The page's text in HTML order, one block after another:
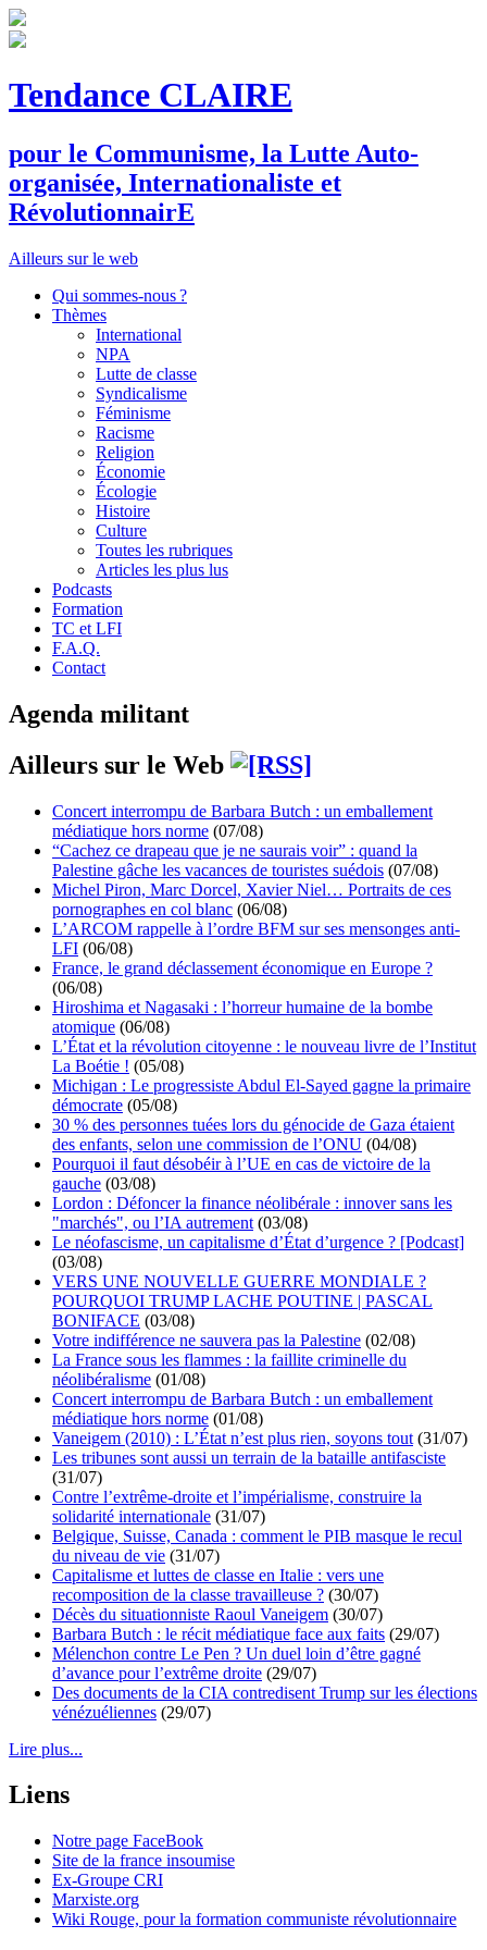
Tendance CLAIRE
pour le Communisme, la Lutte Auto-
organisée, Internationaliste et
RévolutionnairE
Ailleurs sur le web
Qui sommes-nous ?
Thèmes
International
NPA
Lutte de classe
Syndicalisme
Féminisme
Racisme
Religion
Économie
Écologie
Histoire
Culture
Toutes les rubriques
Articles les plus lus
Podcasts
Formation
TC et LFI
F.A.Q.
Contact
Agenda militant
Ailleurs sur le Web
Concert interrompu de Barbara Butch : un emballement
médiatique hors norme (07/08)
“Cachez ce drapeau que je ne saurais voir” : quand la
Palestine gâche les vacances de touristes suédois (07/08)
Michel Piron, Marc Dorcel, Xavier Niel… Portraits de ces
pornographes en col blanc (06/08)
L’ARCOM rappelle à l’ordre BFM sur ses mensonges anti-
LFI (06/08)
France, le grand déclassement économique en Europe ?
(06/08)
Hiroshima et Nagasaki : l’horreur humaine de la bombe
atomique (06/08)
L’État et la révolution citoyenne : le nouveau livre de l’Institut
La Boétie ! (05/08)
Michigan : Le progressiste Abdul El-Sayed gagne la primaire
démocrate (05/08)
30 % des personnes tuées lors du génocide de Gaza étaient
des enfants, selon une commission de l’ONU (04/08)
Pourquoi il faut désobéir à l’UE en cas de victoire de la
gauche (03/08)
Lordon : Défoncer la finance néolibérale : innover sans les
"marchés", ou l’IA autrement (03/08)
Le néofascisme, un capitalisme d’État d’urgence ? [Podcast]
(03/08)
VERS UNE NOUVELLE GUERRE MONDIALE ?
POURQUOI TRUMP LACHE POUTINE | PASCAL
BONIFACE (03/08)
Votre indifférence ne sauvera pas la Palestine (02/08)
La France sous les flammes : la faillite criminelle du
néolibéralisme (01/08)
Concert interrompu de Barbara Butch : un emballement
médiatique hors norme (01/08)
Vaneigem (2010) : L’État n’est plus rien, soyons tout (31/07)
Les tribunes sont aussi un terrain de la bataille antifasciste
(31/07)
Contre l’extrême-droite et l’impérialisme, construire la
solidarité internationale (31/07)
Belgique, Suisse, Canada : comment le PIB masque le recul
du niveau de vie (31/07)
Capitalisme et luttes de classe en Italie : vers une
recomposition de la classe travailleuse ? (30/07)
Décès du situationniste Raoul Vaneigem (30/07)
Barbara Butch : le récit médiatique face aux faits (29/07)
Mélenchon contre Le Pen ? Un duel loin d’être gagné
d’avance pour l’extrême droite (29/07)
Des documents de la CIA contredisent Trump sur les élections
vénézuéliennes (29/07)
Lire plus...
Liens
Notre page FaceBook
Site de la france insoumise
Ex-Groupe CRI
Marxiste.org
Wiki Rouge, pour la formation communiste révolutionnaire